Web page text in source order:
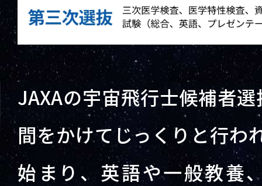
JAXAの宇宙飛行士候補者
間をかけてじっくりと行わ
始まり、英語や一般教養